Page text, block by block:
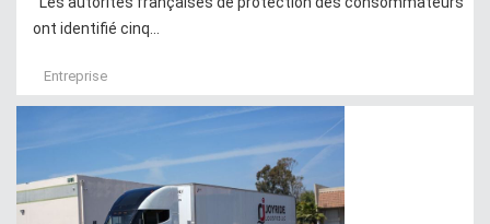
ont identifié cinq...
Entreprise